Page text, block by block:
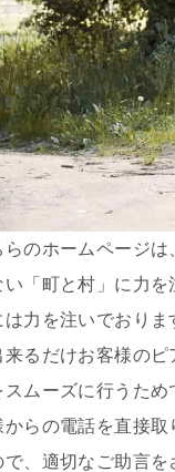
のホームページは
「町と村」に力を
力を注いでおりま
るだけお客様のピ
ムーズに行うため
らの電話を直接取
、適切なご助言を